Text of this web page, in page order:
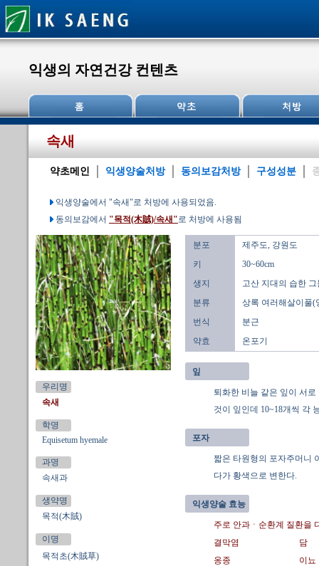
익생의 자연건강 컨텐츠
속새
약초메인 익생양술처방 동의보감처방 구성성분
익생양술에서 "속새"로 처방에 사용되었음.
동의보감에서 "목적(木賊)/속새"로 처방에 사용됨
우리명
속새
학명
Equisetum hyemale
과명
속새과
생약명
목적(木賊)
이명
목적초(木賊草)
분포
제주도, 강원도
키
30~60cm
생지
고산 지대의 습한 그
분류
상록 여러해살이풀(
번식
분근
약효
온포기
잎
퇴화한 비늘 같은 잎이 서
것이 잎인데 10~18개씩 각
포자
짧은 타원형의 포자주머니
다가 황색으로 변한다.
익생양술 효능
주로 안과ㆍ순환계 질환을
결막염
담
옹종
이뇨